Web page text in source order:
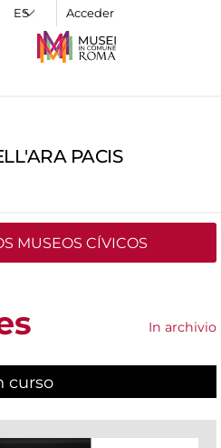
Acceder
PACIS
MUSEOS CÍVICOS
In archivio
curso